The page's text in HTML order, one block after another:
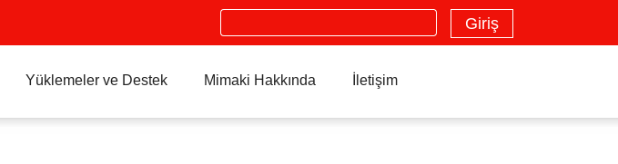
Giriş
Search
Yüklemeler ve Destek Mimaki Hakkında İletişim